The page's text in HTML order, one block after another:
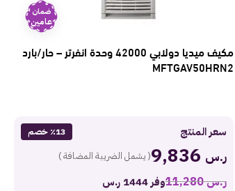
ضمان
عامين
مكيف ميديا دولابي 42000 وحدة انفرتر – حار/بارد
MFTGAV50HRN2
سعر المنتج ٪13 خصم
ر.س ( يشمل الضريبة المضافة )
ر.س11,280 وفر 1444 ر.س